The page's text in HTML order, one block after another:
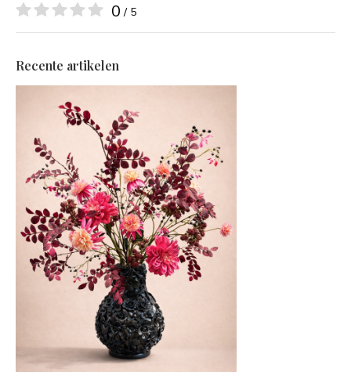
0 / 5
Recente artikelen